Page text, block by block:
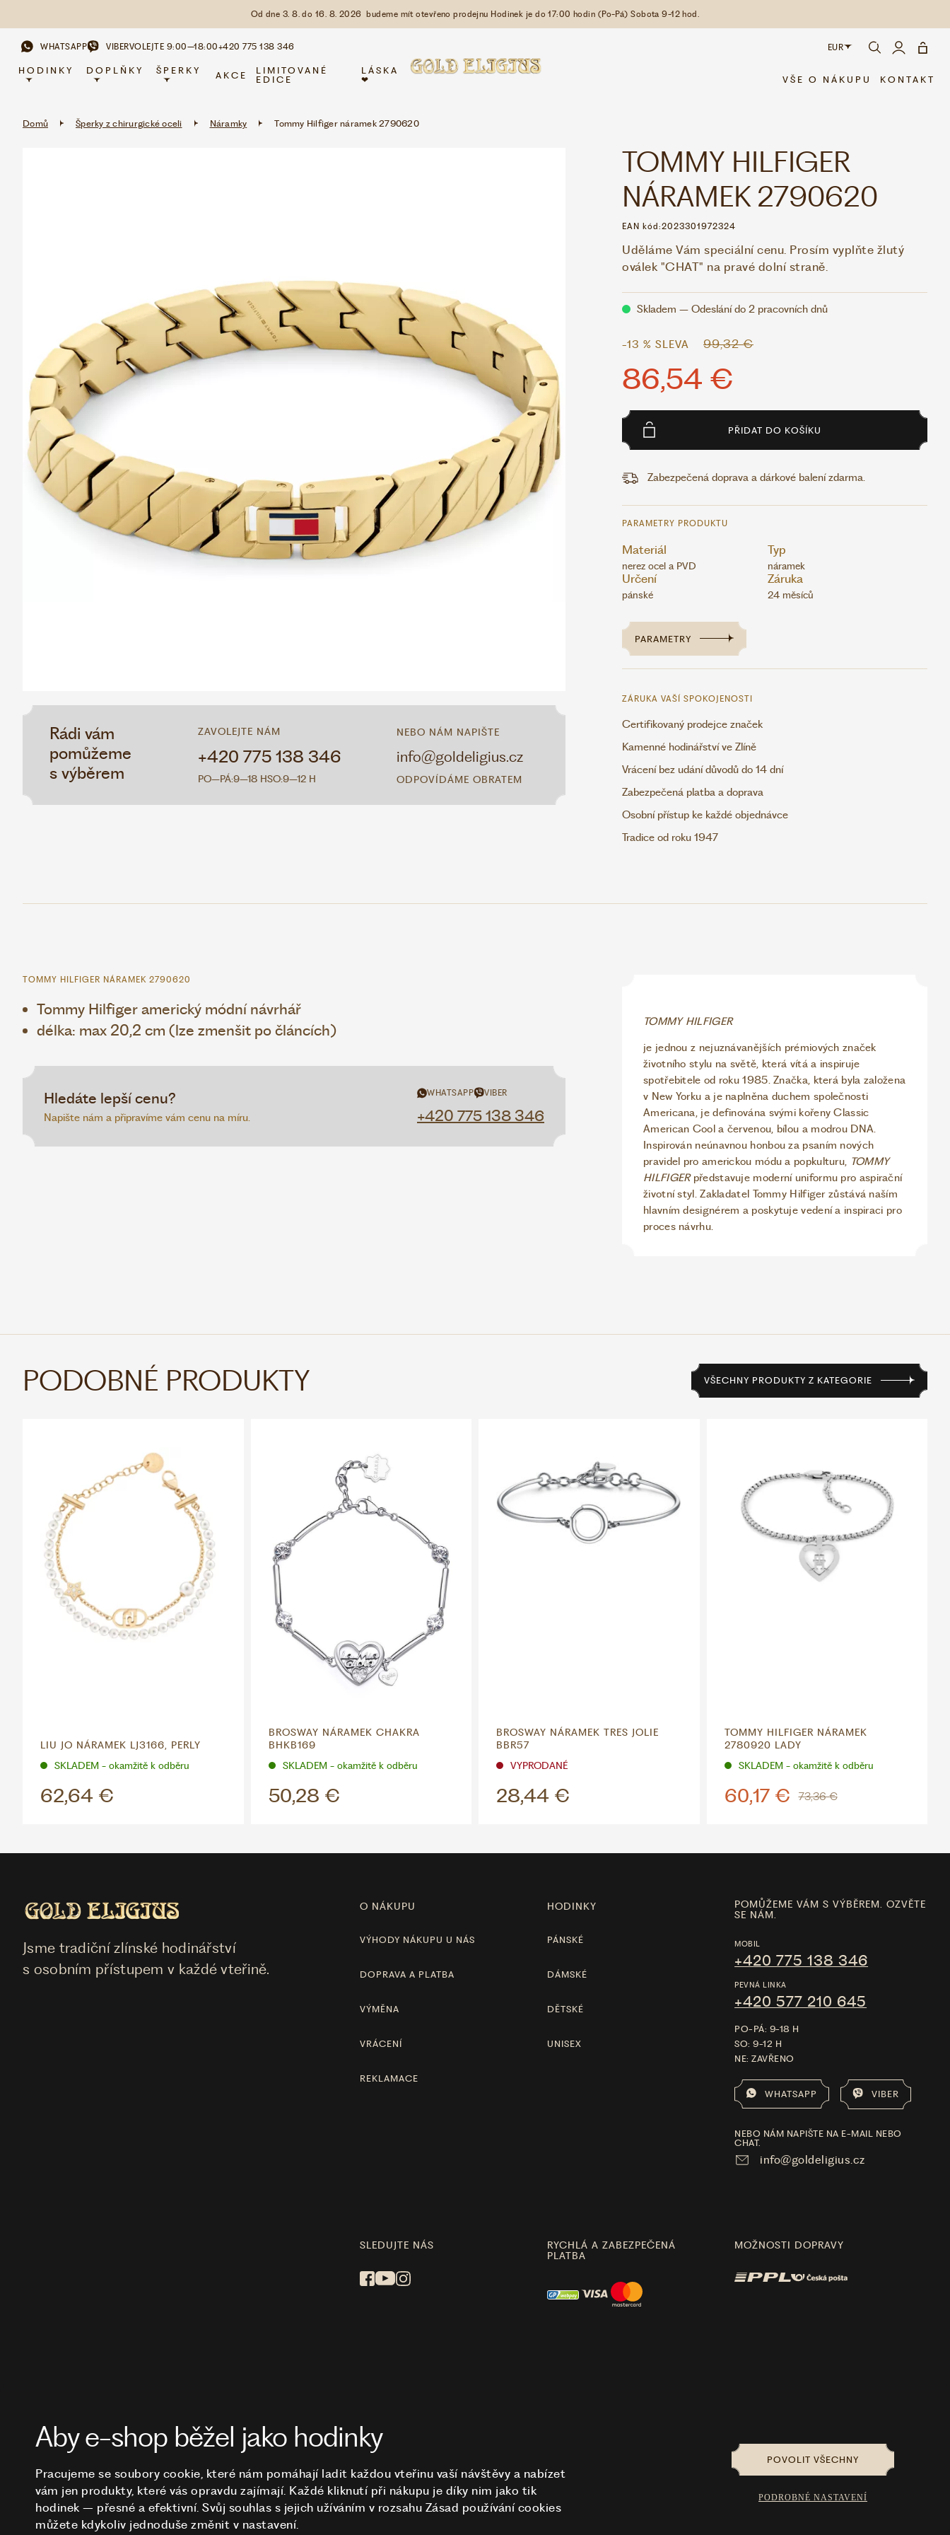
Od dne 3. 8. do 16. 8. 2026 budeme mít otevřeno prodejnu Hodinek je do 17:00 hodin (Po-Pá) Sobota 9-12 hod.
WHATSAPP VIBERVOLEJTE 9:00–18:00+420 775 138 346
HODINKY DOPLŇKY ŠPERKY AKCE
LIMITOVANÉ
EDICE
LÁSKA
❤
EUR
CZK
VŠE O NÁKUPU KONTAKT
Domů Šperky z chirurgické oceli Náramky Tommy Hilfiger náramek 2790620
Rádi vám
pomůžeme
s výběrem
ZAVOLEJTE NÁM
+420 775 138 346
PO–PÁ:9–18 HSO:9–12 H
NEBO NÁM NAPIŠTE
info@goldeligius.cz
ODPOVÍDÁME OBRATEM
TOMMY HILFIGER
NÁRAMEK 2790620
EAN kód:2023301972324
Uděláme Vám speciální cenu. Prosím vyplňte žlutý
oválek "CHAT" na pravé dolní straně.
Skladem – Odeslání do 2 pracovních dnů
-13 % SLEVA 99,32 €
86,54 €
PŘIDAT DO KOŠÍKU
Zabezpečená doprava a dárkové balení zdarma.
PARAMETRY PRODUKTU
Materiál
nerez ocel a PVD
Typ
náramek
Určení
pánské
Záruka
24 měsíců
PARAMETRY
ZÁRUKA VAŠÍ SPOKOJENOSTI
Certifikovaný prodejce značek
Kamenné hodinářství ve Zlíně
Vrácení bez udání důvodů do 14 dní
Zabezpečená platba a doprava
Osobní přístup ke každé objednávce
Tradice od roku 1947
TOMMY HILFIGER NÁRAMEK 2790620
Tommy Hilfiger americký módní návrhář
délka: max 20,2 cm (lze zmenšit po článcích)
Hledáte lepší cenu?
Napište nám a připravíme vám cenu na míru.
WHATSAPP VIBER
+420 775 138 346
TOMMY HILFIGER
je jednou z nejuznávanějších prémiových značek
životního stylu na světě, která vítá a inspiruje
spotřebitele od roku 1985. Značka, která byla založena
v New Yorku a je naplněna duchem společnosti
Americana, je definována svými kořeny Classic
American Cool a červenou, bílou a modrou DNA.
Inspirován neúnavnou honbou za psaním nových
pravidel pro americkou módu a popkulturu, TOMMY
HILFIGERpředstavuje moderní uniformu pro aspirační
životní styl. Zakladatel Tommy Hilfiger zůstává naším
hlavním designérem a poskytuje vedení a inspiraci pro
proces návrhu.
PODOBNÉ PRODUKTY VŠECHNY PRODUKTY Z KATEGORIE
LIU JO NÁRAMEK LJ3166, PERLY
SKLADEM - okamžitě k odběru
62,64 €
BROSWAY NÁRAMEK CHAKRA
BHKB169
SKLADEM - okamžitě k odběru
50,28 €
BROSWAY NÁRAMEK TRES JOLIE
BBR57
VYPRODANÉ
28,44 €
TOMMY HILFIGER NÁRAMEK
2780920 LADY
SKLADEM - okamžitě k odběru
60,17 € 73,36 €
Jsme tradiční zlínské hodinářství
s osobním přístupem v každé vteřině.
O NÁKUPU
VÝHODY NÁKUPU U NÁS
DOPRAVA A PLATBA
VÝMĚNA
VRÁCENÍ
REKLAMACE
HODINKY
PÁNSKÉ
DÁMSKÉ
DĚTSKÉ
UNISEX
POMŮŽEME VÁM S VÝBĚREM. OZVĚTE
SE NÁM.
MOBIL
+420 775 138 346
PEVNÁ LINKA
+420 577 210 645
PO-PÁ: 9-18 H
SO: 9-12 H
NE: ZAVŘENO
WHATSAPP VIBER
NEBO NÁM NAPIŠTE NA E-MAIL NEBO
CHAT.
info@goldeligius.cz
SLEDUJTE NÁS
RYCHLÁ A ZABEZPEČENÁ
PLATBA
MOŽNOSTI DOPRAVY
Aby e-shop běžel jako hodinky
Pracujeme se soubory cookie, které nám pomáhají ladit každou vteřinu vaší návštěvy a nabízet
vám jen produkty, které vás opravdu zajímají. Každé kliknutí při nákupu je díky nim jako tik
hodinek – přesné a efektivní. Svůj souhlas s jejich užíváním v rozsahu Zásad používání cookies
můžete kdykoliv jednoduše změnit v nastavení.
POVOLIT VŠECHNY
PODROBNÉ NASTAVENÍ